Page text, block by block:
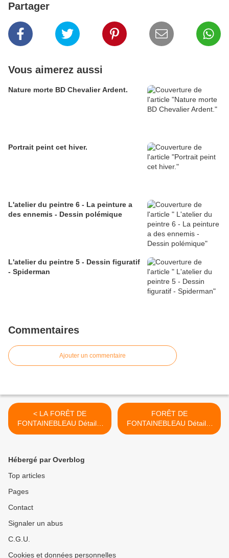
Partager
Vous aimerez aussi
Nature morte BD Chevalier Ardent.
Portrait peint cet hiver.
L'atelier du peintre 6 - La peinture a
des ennemis - Dessin polémique
L'atelier du peintre 5 - Dessin figuratif
- Spiderman
Commentaires
Ajouter un commentaire
< LA FORÊT DE
FONTAINEBLEAU Détail 4
Les deux rochers
FORÊT DE
FONTAINEBLEAU Détail 2
Le rocher à gauche >
Hébergé par Overblog
Top articles
Pages
Contact
Signaler un abus
C.G.U.
Cookies et données personnelles